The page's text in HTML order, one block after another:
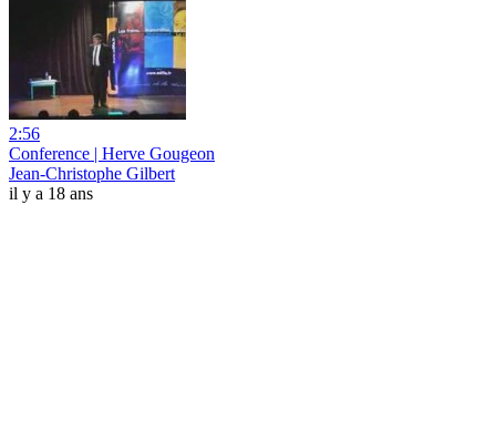
2:56
Conference | Herve Gougeon
Jean-Christophe Gilbert
il y a 18 ans